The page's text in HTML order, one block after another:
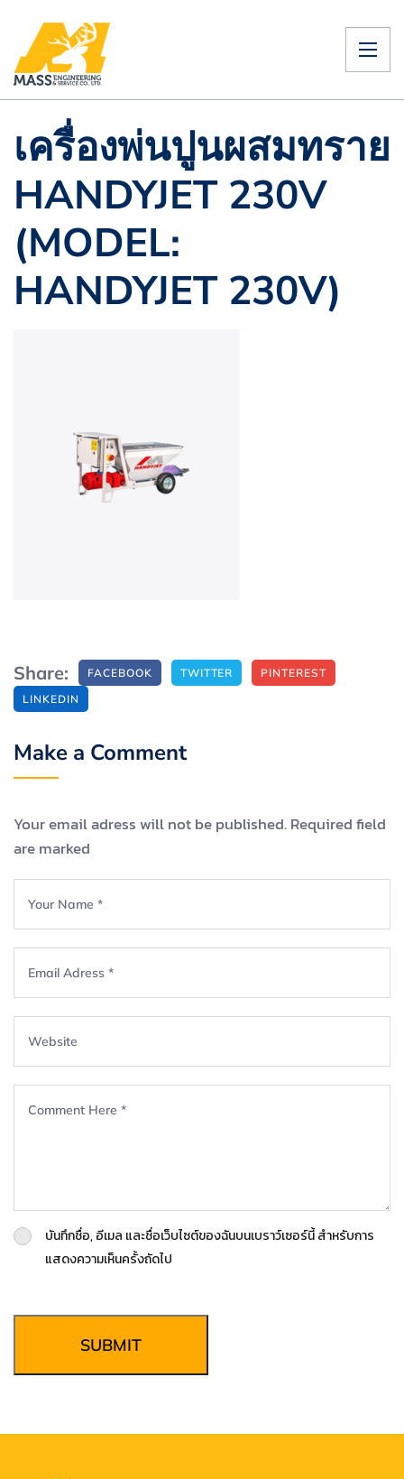
เครื่องพ่นปูนผสมทราย
HANDYJET 230V
(MODEL:
HANDYJET 230V)
Share: FACEBOOK TWITTER
PINTEREST
LINKEDIN
Make a Comment
Your email adress will not be published. Required field
are marked
บันทึกชื่อ, อีเมล และชื่อเว็บไซต์ของฉันบนเบราว์เซอร์นี้ สำหรับการ
แสดงความเห็นครั้งถัดไป
SUBMIT